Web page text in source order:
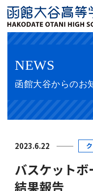
NEWS
函館大谷からのお
2023.6.22
バスケット
結果報告